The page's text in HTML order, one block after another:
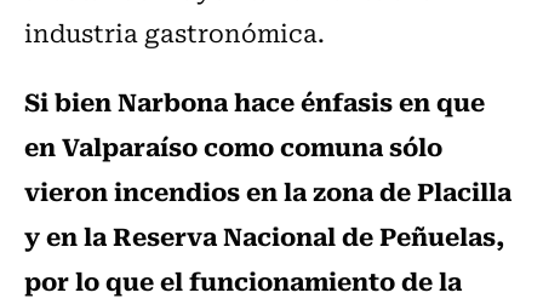
industria gastronómica.
Si bien Narbona hace énfasis en que
en Valparaíso como comuna sólo
vieron incendios en la zona de Placilla
y en la Reserva Nacional de Peñuelas,
por lo que el funcionamiento de la